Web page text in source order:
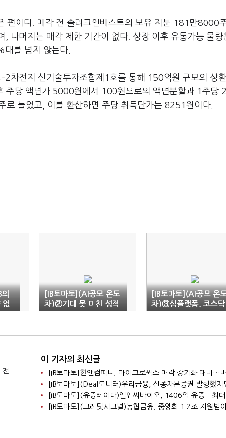
편이다. 매각 전 솔리크인베스트의 보유 지분 181만8000
나머지는 매각 제한 기간이 없다. 상장 이후 유통가능 물량
를 넘지 않는다.
차전지 신기술투자조합제1호를 통해 150억원 규모의 상
주당 액면가 5000원에서 100원으로의 액면분할과 1주당
늘었고, 이를 환산하면 주당 취득단가는 8251원이다.
의
없
[IB토마토](AI공모 온도
차)②기대 못 미친 성적
표…기술 성장성 '관건'
[IB토마토](AI공모 온
차)③심플랫폼, 코스닥
재도전…AI IPO 분위
전
이 기자의 최신글